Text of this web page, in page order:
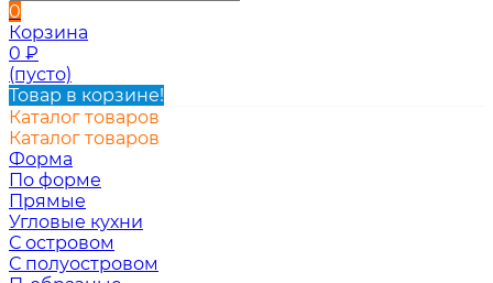
0
Корзина
0 ₽
(пусто)
Товар в корзине!
Каталог товаров
Каталог товаров
Форма
По форме
Прямые
Угловые кухни
С островом
С полуостровом